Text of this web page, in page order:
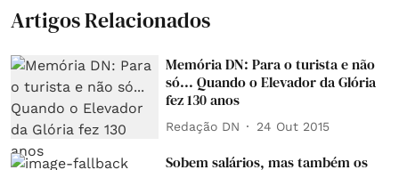
Artigos Relacionados
Memória DN: Para o turista e não
só... Quando o Elevador da Glória
fez 130 anos
Redação DN 24 Out 2015
Sobem salários, mas também os